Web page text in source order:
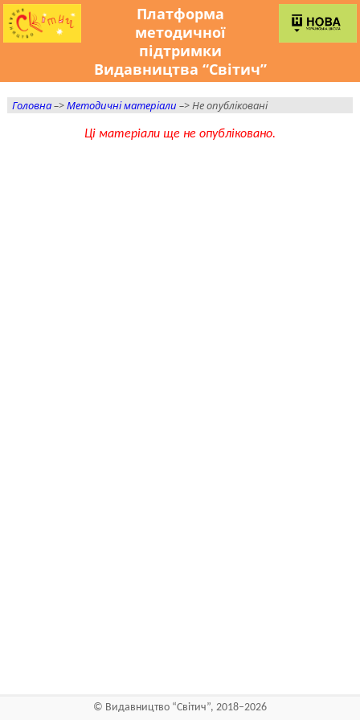
Платформа
методичної
підтримки
Видавництва “Світич”
Головна–>Методичні матеріали –> Не опубліковані
Ці матеріали ще не опубліковано.
© Видавництво “Світич”, 2018–2026